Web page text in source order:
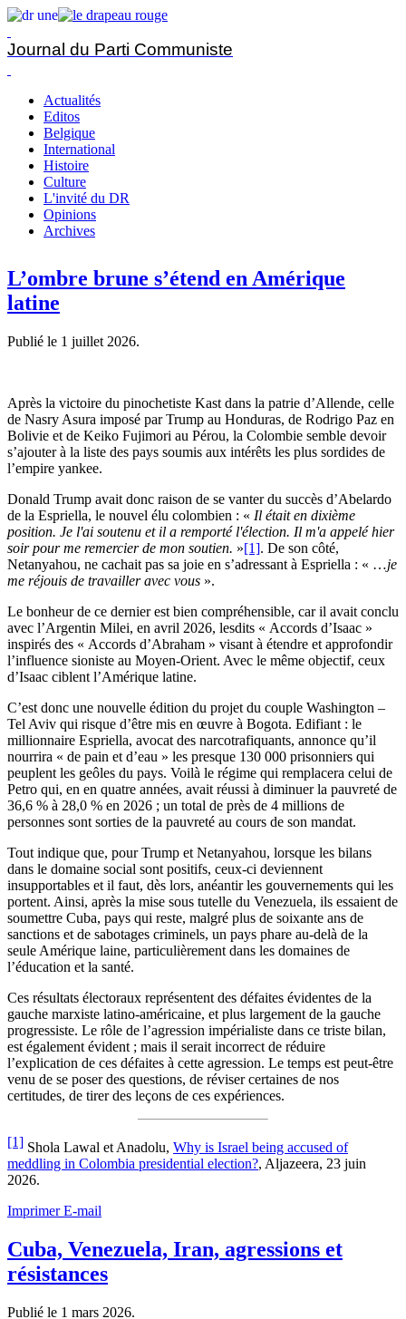
Journal du Parti Communiste
Actualités
Editos
Belgique
International
Histoire
Culture
L'invité du DR
Opinions
Archives
L’ombre brune s’étend en Amérique
latine
Publié le 1 juillet 2026.
Après la victoire du pinochetiste Kast dans la patrie d’Allende, celle
de Nasry Asura imposé par Trump au Honduras, de Rodrigo Paz en
Bolivie et de Keiko Fujimori au Pérou, la Colombie semble devoir
s’ajouter à la liste des pays soumis aux intérêts les plus sordides de
l’empire yankee.
Donald Trump avait donc raison de se vanter du succès d’Abelardo
de la Espriella, le nouvel élu colombien : « Il était en dixième
position. Je l'ai soutenu et il a remporté l'élection. Il m'a appelé hier
soir pour me remercier de mon soutien. »[1]. De son côté,
Netanyahou, ne cachait pas sa joie en s’adressant à Espriella : « …je
me réjouis de travailler avec vous ».
Le bonheur de ce dernier est bien compréhensible, car il avait conclu
avec l’Argentin Milei, en avril 2026, lesdits « Accords d’Isaac »
inspirés des « Accords d’Abraham » visant à étendre et approfondir
l’influence sioniste au Moyen-Orient. Avec le même objectif, ceux
d’Isaac ciblent l’Amérique latine.
C’est donc une nouvelle édition du projet du couple Washington –
Tel Aviv qui risque d’être mis en œuvre à Bogota. Edifiant : le
millionnaire Espriella, avocat des narcotrafiquants, annonce qu’il
nourrira « de pain et d’eau » les presque 130 000 prisonniers qui
peuplent les geôles du pays. Voilà le régime qui remplacera celui de
Petro qui, en en quatre années, avait réussi à diminuer la pauvreté de
36,6 % à 28,0 % en 2026 ; un total de près de 4 millions de
personnes sont sorties de la pauvreté au cours de son mandat.
Tout indique que, pour Trump et Netanyahou, lorsque les bilans
dans le domaine social sont positifs, ceux-ci deviennent
insupportables et il faut, dès lors, anéantir les gouvernements qui les
portent. Ainsi, après la mise sous tutelle du Venezuela, ils essaient de
soumettre Cuba, pays qui reste, malgré plus de soixante ans de
sanctions et de sabotages criminels, un pays phare au-delà de la
seule Amérique laine, particulièrement dans les domaines de
l’éducation et la santé.
Ces résultats électoraux représentent des défaites évidentes de la
gauche marxiste latino-américaine, et plus largement de la gauche
progressiste. Le rôle de l’agression impérialiste dans ce triste bilan,
est également évident ; mais il serait incorrect de réduire
l’explication de ces défaites à cette agression. Le temps est peut-être
venu de se poser des questions, de réviser certaines de nos
certitudes, de tirer des leçons de ces expériences.
[1] Shola Lawal et Anadolu, Why is Israel being accused of
meddling in Colombia presidential election?, Aljazeera, 23 juin
2026.
ImprimerE-mail
Cuba, Venezuela, Iran, agressions et
résistances
Publié le 1 mars 2026.